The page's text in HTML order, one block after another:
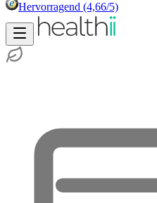
Hervorragend (4,66/5)